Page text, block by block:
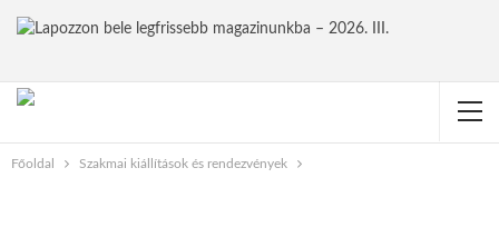
Főoldal Szakmai kiállítások és rendezvények